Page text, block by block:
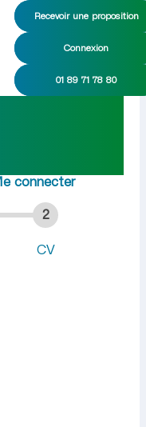
Recevoir une proposition
Connexion
01 89 71 78 80
à
connecter
2
CV